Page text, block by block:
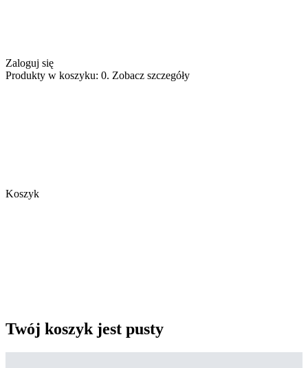
Zaloguj się
Produkty w koszyku: 0. Zobacz szczegóły
Koszyk
Twój koszyk jest pusty